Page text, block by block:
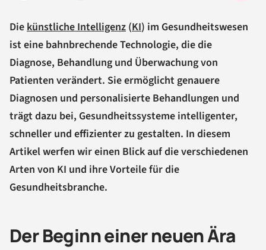
Die künstliche Intelligenz (KI) im Gesundheitswesen
ist eine bahnbrechende Technologie, die die
Diagnose, Behandlung und Überwachung von
Patienten verändert. Sie ermöglicht genauere
Diagnosen und personalisierte Behandlungen und
trägt dazu bei, Gesundheitssysteme intelligenter,
schneller und effizienter zu gestalten. In diesem
Artikel werfen wir einen Blick auf die verschiedenen
Arten von KI und ihre Vorteile für die
Gesundheitsbranche.
Der Beginn einer neuen Ära